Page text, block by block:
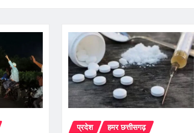
प्रदेश हमर छत्तीसगढ़